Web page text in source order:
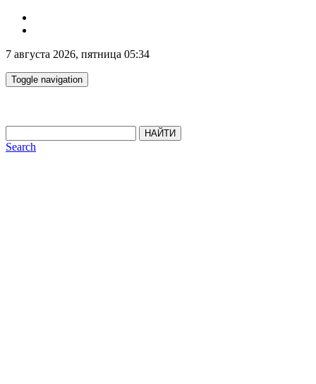
7 августа 2026, пятница 05:34
Toggle navigation
НАЙТИ
Search